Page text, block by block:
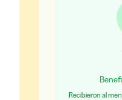
Recibieron al